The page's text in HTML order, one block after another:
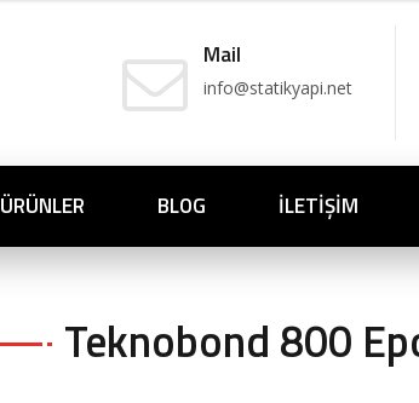
Mail
info@statikyapi.net
ÜRÜNLER BLOG İLETIŞIM
Teknobond 800